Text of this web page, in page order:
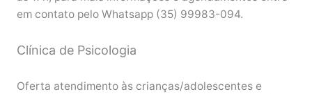
em contato pelo Whatsapp (35) 99983-094.
Clínica de Psicologia
Oferta atendimento às crianças/adolescentes e